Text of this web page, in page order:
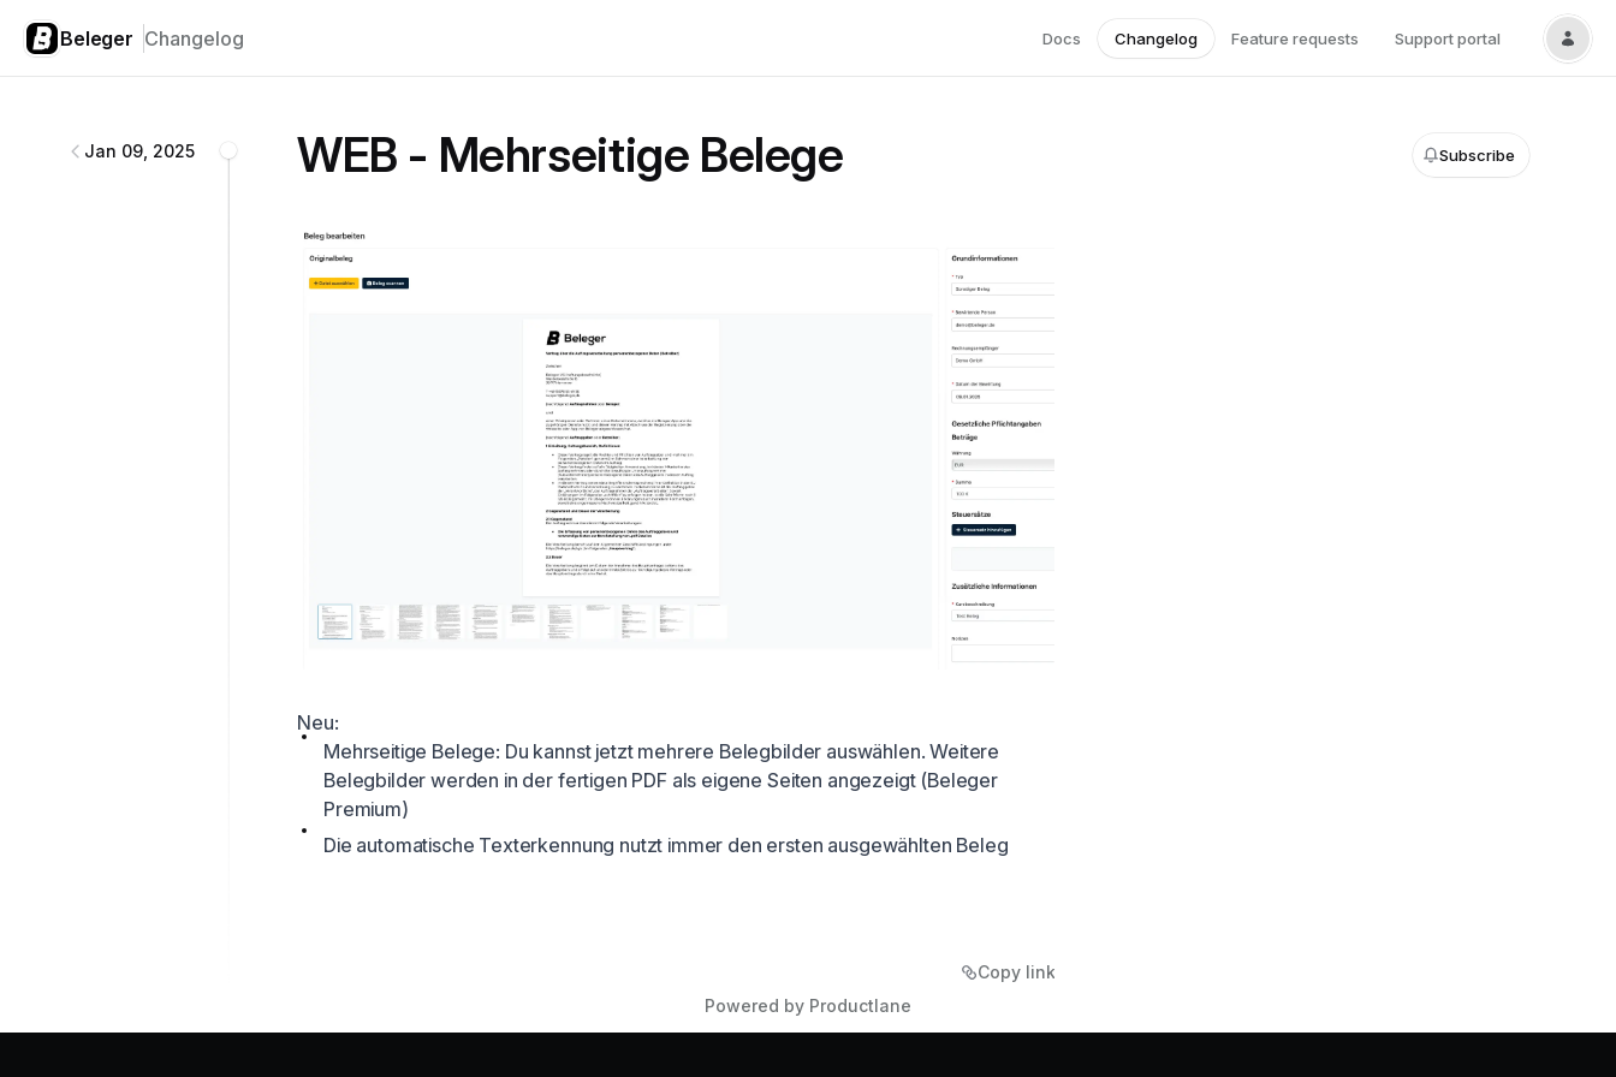
Beleger Changelog Docs Changelog Feature requests Support portal
Subscribe
Jan 09, 2025 WEB - Mehrseitige Belege
Neu:
Mehrseitige Belege: Du kannst jetzt mehrere Belegbilder auswählen. Weitere
Belegbilder werden in der fertigen PDF als eigene Seiten angezeigt (Beleger
Premium)
Die automatische Texterkennung nutzt immer den ersten ausgewählten Beleg
Copy link
Powered by Productlane